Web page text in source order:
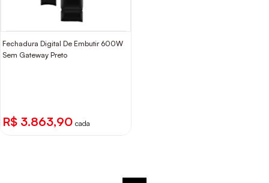
Fechadura Digital De Embutir 600W
Sem Gateway Preto
R$ 3.863,90 cada